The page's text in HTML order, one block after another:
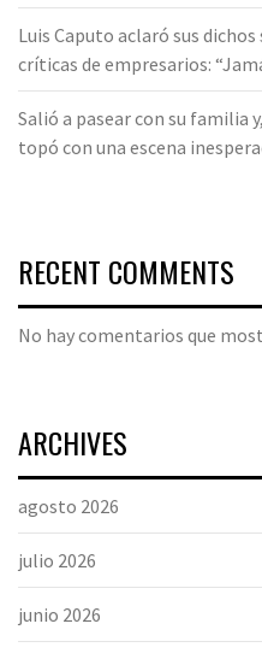
Luis Caputo aclaró sus
críticas de empresarios:
Salió a pasear con su familia
topó con una escena
RECENT COMMENTS
No hay comentarios que
ARCHIVES
agosto 2026
julio 2026
junio 2026